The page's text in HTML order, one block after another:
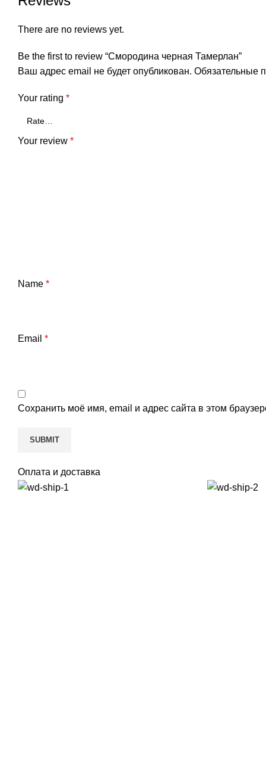
There are no reviews yet.
Be the first to review “Смородина черная Тамерлан”
Ваш адрес email не будет опубликован. Обязательные
Your rating *
Your review *
Name *
Email *
Сохранить моё имя, email и адрес сайта в этом
Оплата и доставка